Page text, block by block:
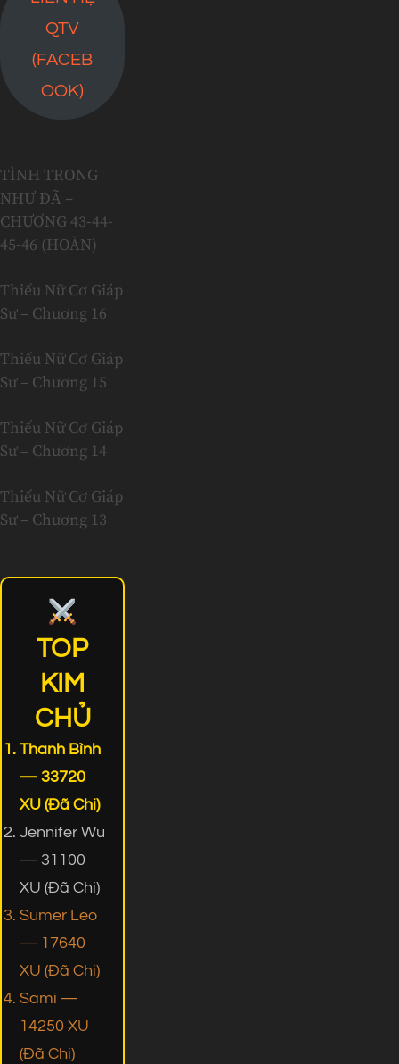
QTV
(FACEB
OOK)
TÌNH TRONG
NHƯ ĐÃ –
CHƯƠNG 43-44-
45-46 (HOÀN)
Thiếu Nữ Cơ Giáp
Sư – Chương 16
Thiếu Nữ Cơ Giáp
Sư – Chương 15
Thiếu Nữ Cơ Giáp
Sư – Chương 14
Thiếu Nữ Cơ Giáp
Sư – Chương 13
TOP
KIM
CHỦ
Thanh Bình
— 33720
XU (Đã Chi)
Jennifer Wu
— 31100
XU (Đã Chi)
Sumer Leo
— 17640
XU (Đã Chi)
Sami —
14250 XU
(Đã Chi)